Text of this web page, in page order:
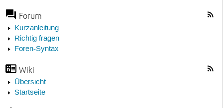
Forum
Kurzanleitung
Richtig fragen
Foren-Syntax
Wiki
Übersicht
Startseite